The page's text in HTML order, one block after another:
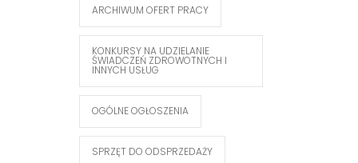
ARCHIWUM OFERT PRACY
KONKURSY NA UDZIELANIE
ŚWIADCZEŃ ZDROWOTNYCH I
INNYCH USŁUG
OGÓLNE OGŁOSZENIA
SPRZĘT DO ODSPRZEDAŻY